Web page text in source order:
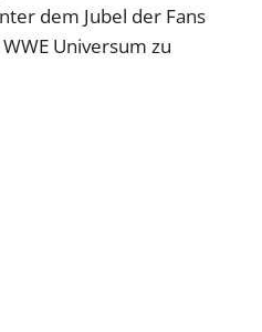
dem Jubel der Fans
Universum zu